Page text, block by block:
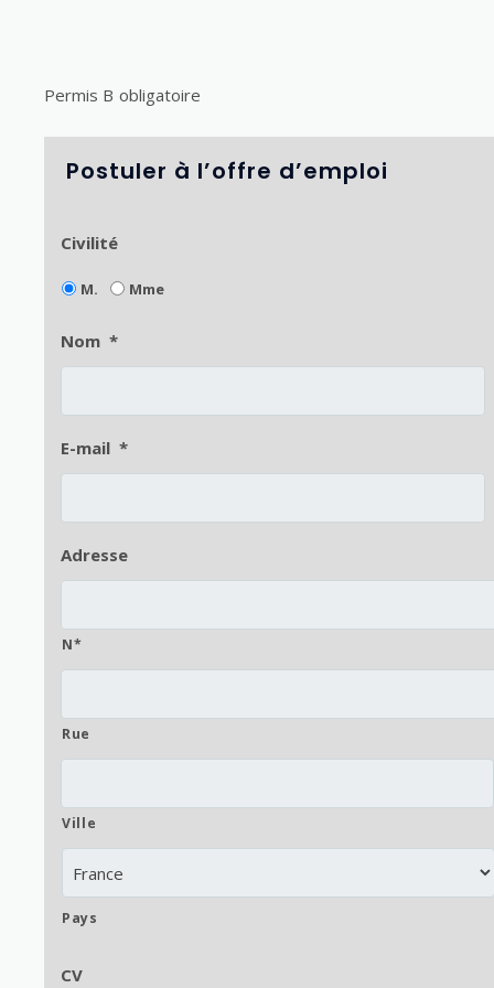
Permis B obligatoire
Postuler à l’offre d’emploi
Civilité
M. Mme
Nom *
E-mail *
Adresse
N*
Rue
Ville
Pays
CV